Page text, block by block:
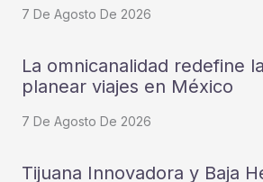
7 De Agosto De 2026
La omnicanalidad redefine
planear viajes en México
7 De Agosto De 2026
Tijuana Innovadora y Baja